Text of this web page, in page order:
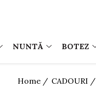
NUNTĂ BOTEZ
Home / CADOURI /